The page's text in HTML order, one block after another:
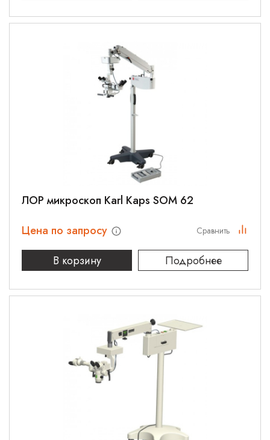
ЛОР микроскоп Karl Kaps SOM 62
Цена по запросу
В корзину
Подробнее
Сравнить